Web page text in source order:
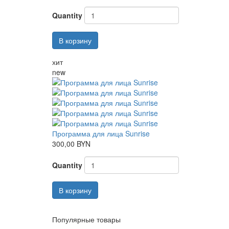
Quantity
В корзину
хит
new
Программа для лица Sunrise
300,00 BYN
Quantity
В корзину
Популярные товары